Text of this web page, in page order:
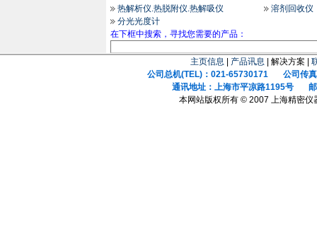
热解析仪.热脱附仪.热解吸仪
溶剂回收仪
分光光度计
在下框中搜索，寻找您需要的产品：
主页信息 产品讯息 | 解决方案 |
公司总机(TEL)：021-65730171 公司传真
通讯地址：上海市平凉路1195号 邮
本网站版权所有 © 2007 上海精密仪